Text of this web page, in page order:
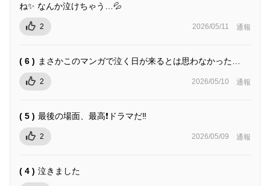
ね✨️ なんか泣けちゃう…💦
2 2026/05/11 通報
( 6 ) まさかこのマンガで泣く日が来るとは思わなかった…
2 2026/05/10 通報
( 5 ) 最後の場面、最高❗️ドラマだ‼️
2 2026/05/09 通報
( 4 ) 泣きました